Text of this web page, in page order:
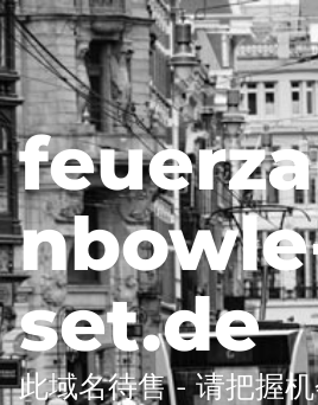
set.de
此域名待售 - 请把握